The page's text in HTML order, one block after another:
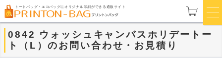
トートバッグ・エコバッグにオリジナル印刷ができる通販サイト
0842 ウォッシュキャンバスホリデートー
ト（L）のお問い合わせ・お見積り